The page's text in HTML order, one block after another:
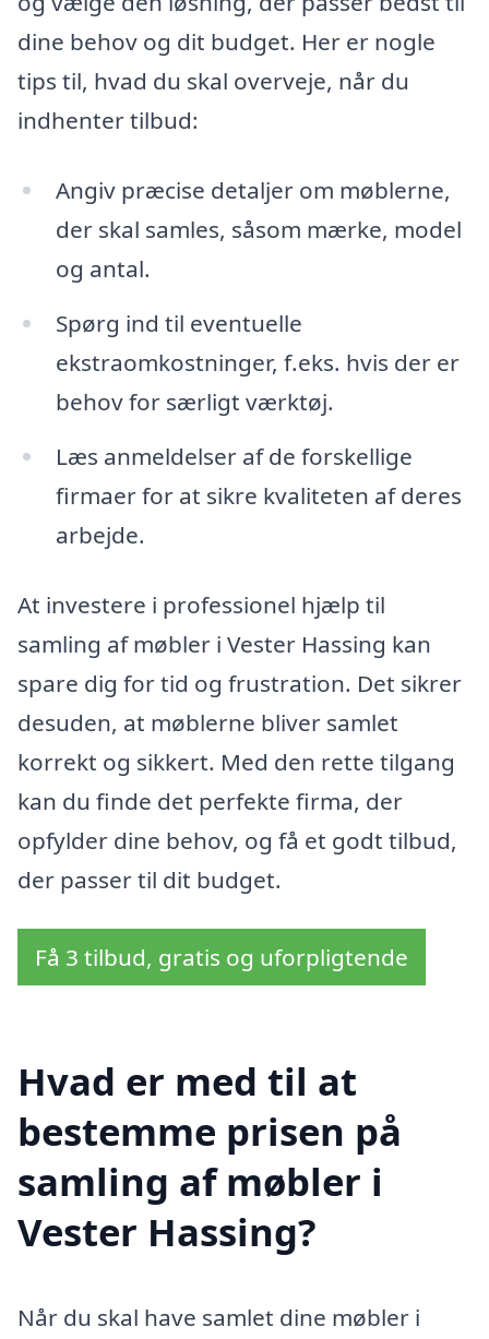
dine behov og dit budget. Her er nogle
tips til, hvad du skal overveje, når du
indhenter tilbud:
Angiv præcise detaljer om møblerne,
der skal samles, såsom mærke, model
og antal.
Spørg ind til eventuelle
ekstraomkostninger, f.eks. hvis der er
behov for særligt værktøj.
Læs anmeldelser af de forskellige
firmaer for at sikre kvaliteten af deres
arbejde.
At investere i professionel hjælp til
samling af møbler i Vester Hassing kan
spare dig for tid og frustration. Det sikrer
desuden, at møblerne bliver samlet
korrekt og sikkert. Med den rette tilgang
kan du finde det perfekte firma, der
opfylder dine behov, og få et godt tilbud,
der passer til dit budget.
Få 3 tilbud, gratis og uforpligtende
Hvad er med til at
bestemme prisen på
samling af møbler i
Vester Hassing?
Når du skal have samlet dine møbler i